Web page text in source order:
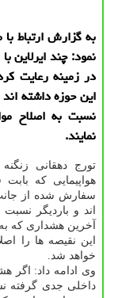
به گزارش ارتباط
نمود: چند ایرلاین
در زمینه رعایت
این حوزه داشته
نسبت به اصلاح
نمایند.
تورج دهقانی
هواپیمایی که
سفارش شده از جانب
اند و باردیگر
آخرین هشداری که به
این نقیصه ها را
خواهد شد.
وی ادامه داد: اگر
داخلی جدی گرفته